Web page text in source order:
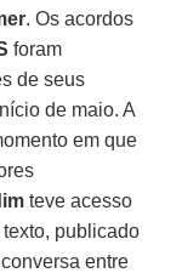
. Os acordos
foram
de seus
de maio. A
em que
teve acesso
publicado
entre